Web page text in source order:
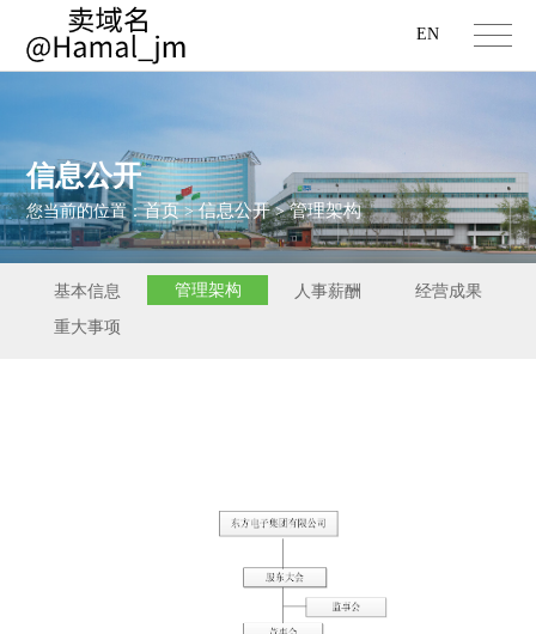
EN
信息公开
您当前的位置：首页>信息公开>管理架构
基本信息 管理架构 人事薪酬
经营成果
重大事项